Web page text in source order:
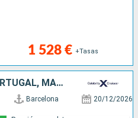
1 528 € +Tasas
LANZAROTE, TENERIFE, PORTUGAL, MARRUECOS, ESPAÑA
Barcelona 20/12/2026